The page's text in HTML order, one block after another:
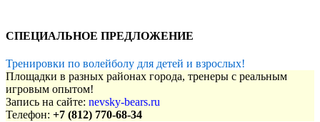
СПЕЦИАЛЬНОЕ ПРЕДЛОЖЕНИЕ
Тренировки по волейболу для детей и взрослых!
Площадки в разных районах города, тренеры с реальным
игровым опытом!
Запись на сайте: nevsky-bears.ru
Телефон: +7 (812) 770-68-34